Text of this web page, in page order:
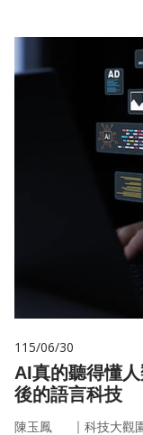
115/06/30
AI真的聽得懂
後的語言科技
陳玉鳳 ｜ 科技大觀